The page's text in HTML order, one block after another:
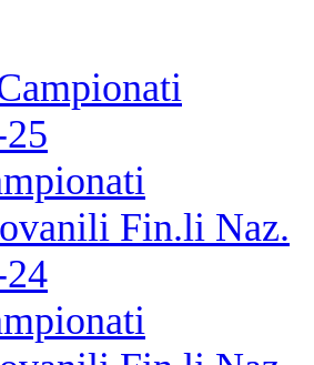
Fin.li Naz.